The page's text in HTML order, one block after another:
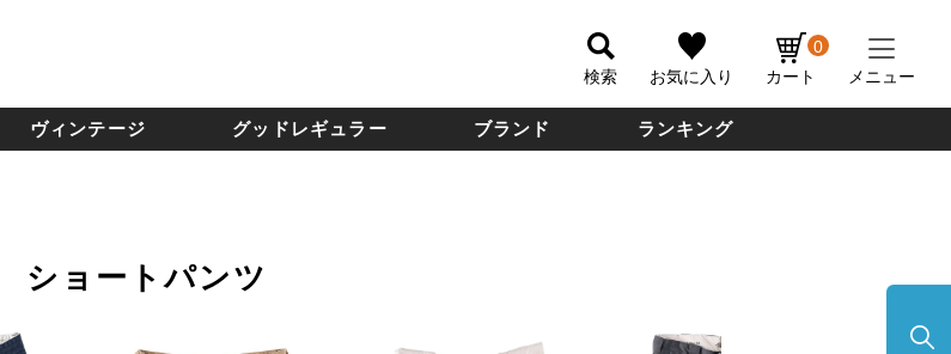
検索 お気に入り カート
0
メニュー
ヴィンテージ グッドレギュラー ブランド ランキング
ショートパンツ